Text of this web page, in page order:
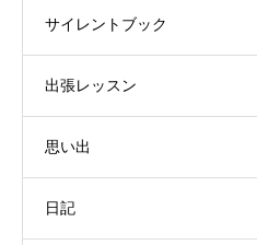
サイレントブック
出張レッスン
思い出
日記